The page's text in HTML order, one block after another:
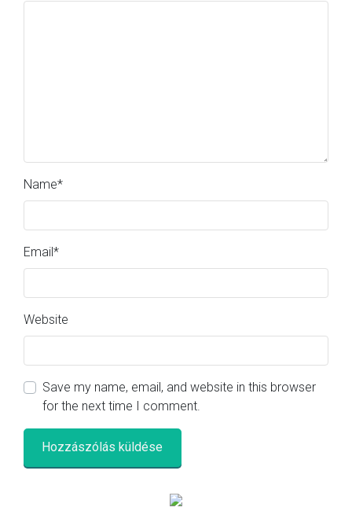
Name*
Email*
Website
Save my name, email, and website in this browser
for the next time I comment.